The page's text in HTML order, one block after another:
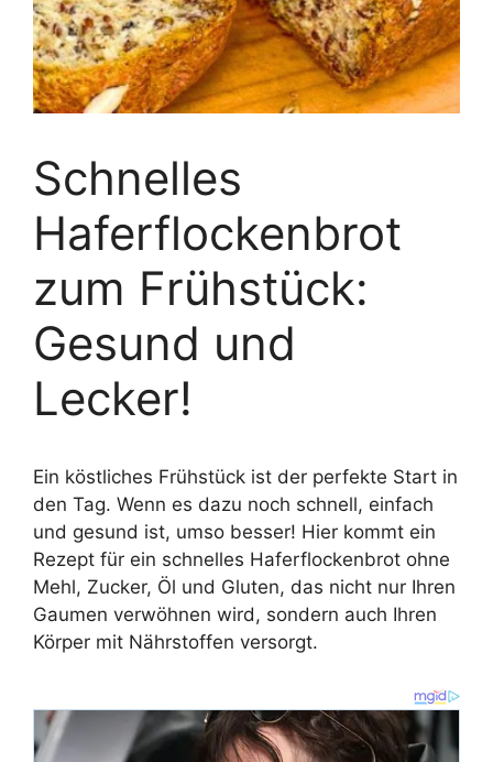
Schnelles
Haferflockenbrot
zum Frühstück:
Gesund und
Lecker!
Ein köstliches Frühstück ist der perfekte Start in
den Tag. Wenn es dazu noch schnell, einfach
und gesund ist, umso besser! Hier kommt ein
Rezept für ein schnelles Haferflockenbrot ohne
Mehl, Zucker, Öl und Gluten, das nicht nur Ihren
Gaumen verwöhnen wird, sondern auch Ihren
Körper mit Nährstoffen versorgt.